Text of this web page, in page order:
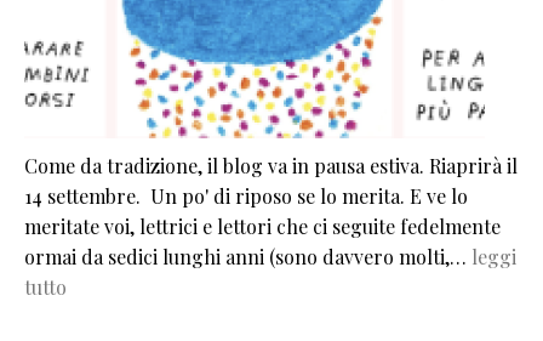
Come da tradizione, il blog va in pausa estiva. Riaprirà il
14 settembre. Un po' di riposo se lo merita. E ve lo
meritate voi, lettrici e lettori che ci seguite fedelmente
ormai da sedici lunghi anni (sono davvero molti,… leggi
tutto